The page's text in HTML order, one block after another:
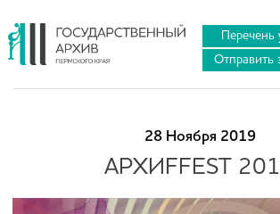
Перечень
Отправить
28 Ноября 2019
АРХИFFEST